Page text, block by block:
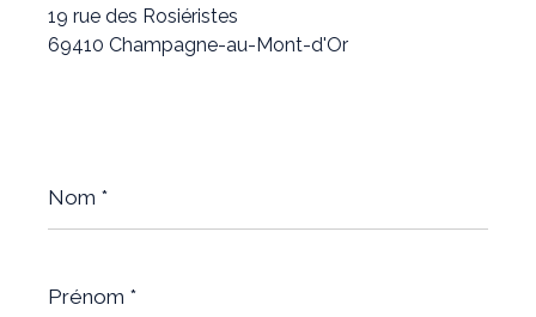
19 rue des Rosiéristes
69410 Champagne-au-Mont-d'Or
*
*